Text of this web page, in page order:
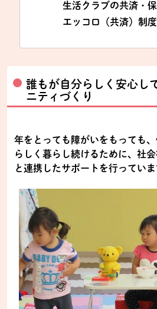
生活クラブの共済・
エッコロ（共済）制度
誰もが自分らしく安心し
ニティづくり
年をとっても障がいをもっても
らしく暮らし続けるために、社
と連携したサポートを行ってい